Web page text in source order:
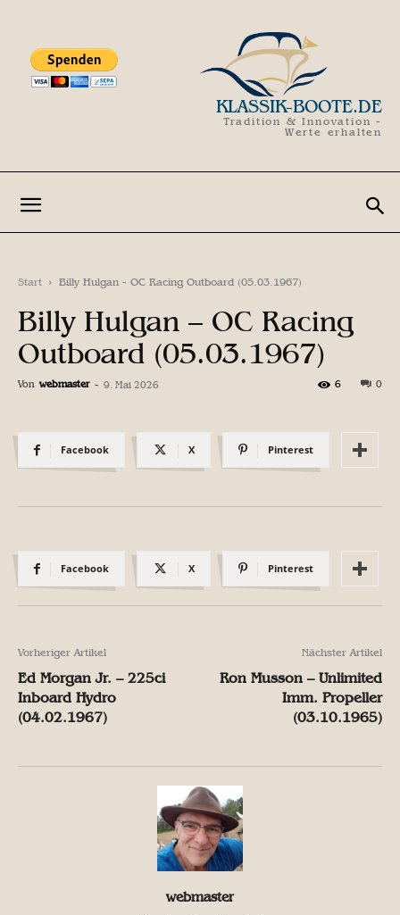
KLASSIK-BOOTE.DE
Tradition & Innovation -
Werte erhalten
Start Billy Hulgan - OC Racing Outboard (05.03.1967)
Billy Hulgan – OC Racing
Outboard (05.03.1967)
Von webmaster - 9. Mai 2026 0
6
Facebook X Pinterest
Facebook X Pinterest
Vorheriger Artikel
Ed Morgan Jr. – 225ci
Inboard Hydro
(04.02.1967)
Nächster Artikel
Ron Musson – Unlimited
Imm. Propeller
(03.10.1965)
webmaster